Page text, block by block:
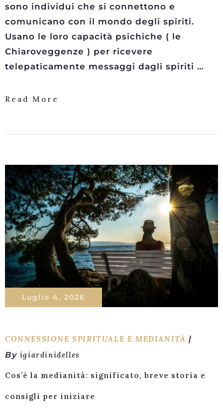
sono individui che si connettono e
comunicano con il mondo degli spiriti.
Usano le loro capacità psichiche ( le
Chiaroveggenze ) per ricevere
telepaticamente messaggi dagli spiriti …
Read More
Luglio 4, 2026
CONNESSIONE SPIRITUALE E MEDIANITÀ
By igiardinidelles
Cos’è la medianità: significato, breve storia e
consigli per iniziare